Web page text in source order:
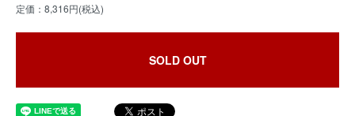
定価：8,316円(税込)
SOLD OUT